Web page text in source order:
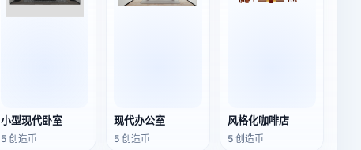
小型现代卧室
5 创造币
现代办公室
5 创造币
风格化咖啡店
5 创造币